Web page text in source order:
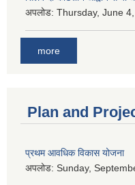
अपलोड: Thursday, June
more
Plan and
प्रथम आवधिक विकास योजना
अपलोड: Sunday,